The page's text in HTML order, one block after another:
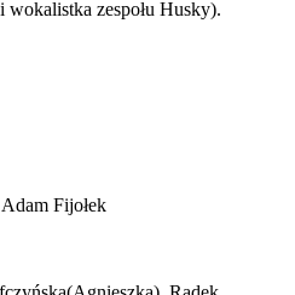
zespołu Husky).
Fijołek